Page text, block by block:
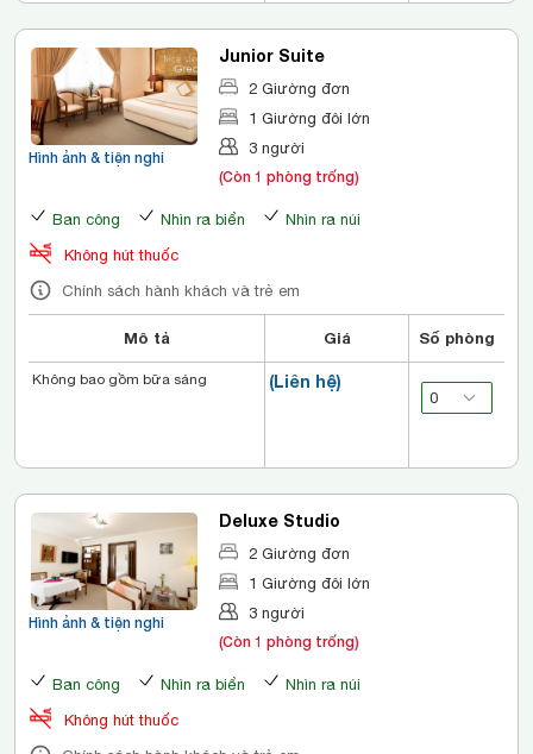
Hình ảnh & tiện nghi
Junior Suite
2 Giường đơn
1 Giường đôi lớn
3 người
(Còn 1 phòng trống)
Ban công Nhìn ra biển
Nhìn ra núi
Không hút thuốc
Chính sách hành khách và trẻ em
Mô tả Giá Số phòng
(Liên hệ)
Không bao gồm bữa sáng
Hình ảnh & tiện nghi
Deluxe Studio
2 Giường đơn
1 Giường đôi lớn
3 người
(Còn 1 phòng trống)
Ban công Nhìn ra biển
Nhìn ra núi
Không hút thuốc